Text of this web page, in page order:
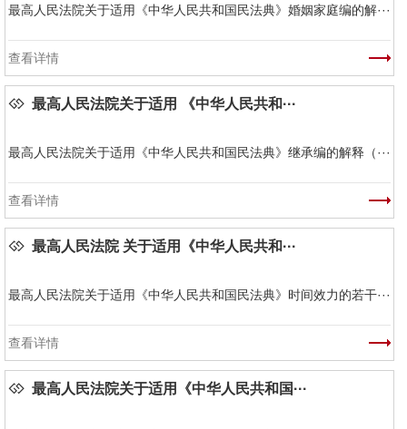
最高人民法院关于适用《中华人民共和国民法典》婚姻家庭编的解···
查看详情
最高人民法院关于适用 《中华人民共和···
最高人民法院关于适用《中华人民共和国民法典》继承编的解释（···
查看详情
最高人民法院 关于适用《中华人民共和···
最高人民法院关于适用《中华人民共和国民法典》时间效力的若干···
查看详情
最高人民法院关于适用《中华人民共和国···